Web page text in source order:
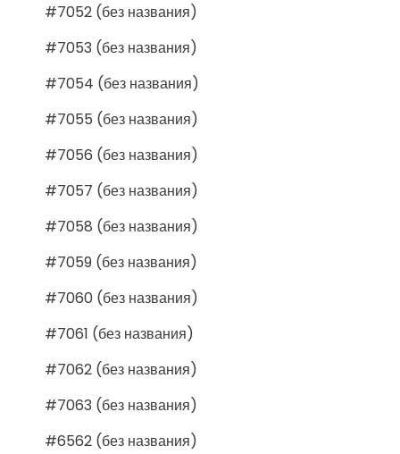
#7052 (без названия)
#7053 (без названия)
#7054 (без названия)
#7055 (без названия)
#7056 (без названия)
#7057 (без названия)
#7058 (без названия)
#7059 (без названия)
#7060 (без названия)
#7061 (без названия)
#7062 (без названия)
#7063 (без названия)
#6562 (без названия)